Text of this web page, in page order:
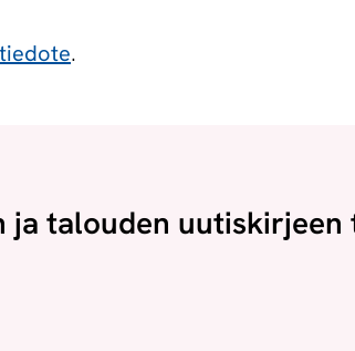
tiedote.
talouden uutiskirjeen